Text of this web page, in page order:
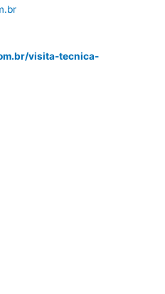
visita-tecnica-